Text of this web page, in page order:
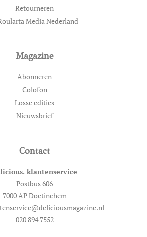
Retourneren
Media Nederland
Magazine
Abonneren
Colofon
Losse edities
Nieuwsbrief
Contact
klantenservice
Postbus 606
7000 AP Doetinchem
020 894 7552